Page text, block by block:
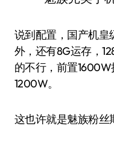
说到配置，国产机皇
外，还有8G运存，
的不行，前置
1200W。
这也许就是魅族粉丝